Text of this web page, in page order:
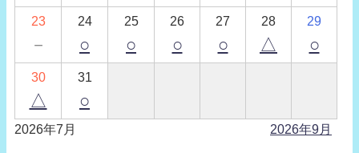
23
－
24
○
25
○
26
○
27
○
28
△
29
○
30
△
31
○
2026年7月 2026年9月